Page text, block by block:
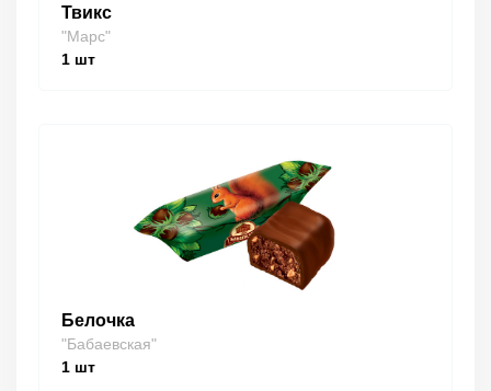
Твикс
"Марс"
1 шт
Белочка
"Бабаевская"
1 шт